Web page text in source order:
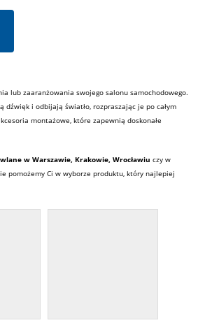
lub zaaranżowania swojego salonu samochodowego.
dźwięk i odbijają światło, rozpraszając je po całym
montażowe, które zapewnią doskonałe
w Warszawie, Krakowie, Wrocławiu czy w
pomożemy Ci w wyborze produktu, który najlepiej